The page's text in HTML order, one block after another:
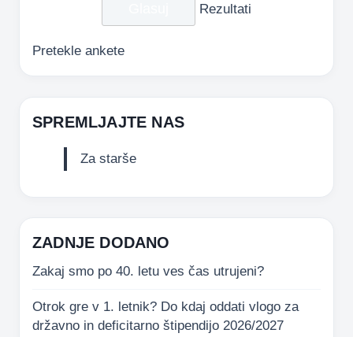
Rezultati
Pretekle ankete
SPREMLJAJTE NAS
Za starše
ZADNJE DODANO
Zakaj smo po 40. letu ves čas utrujeni?
Otrok gre v 1. letnik? Do kdaj oddati vlogo za
državno in deficitarno štipendijo 2026/2027